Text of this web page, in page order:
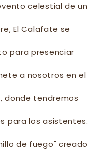
celestial de un
El Calafate se
para presenciar
a nosotros en el
donde tendremos
para los asistentes.
de fuego" creado